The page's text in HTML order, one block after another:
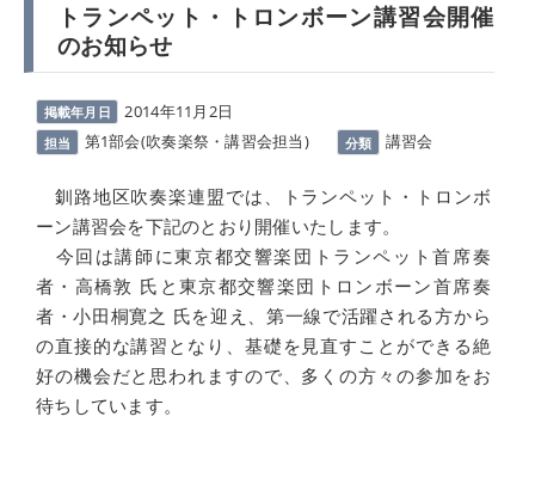
トランペット・トロンボーン講習会開催
のお知らせ
掲載年月日 2014年11月2日
担当 第1部会(吹奏楽祭・講習会担当) 分類 講習会
釧路地区吹奏楽連盟では、トランペット・トロンボ
ーン講習会を下記のとおり開催いたします。
今回は講師に東京都交響楽団トランペット首席奏
者・高橋敦 氏と東京都交響楽団トロンボーン首席奏
者・小田桐寛之 氏を迎え、第一線で活躍される方から
の直接的な講習となり、基礎を見直すことができる絶
好の機会だと思われますので、多くの方々の参加をお
待ちしています。